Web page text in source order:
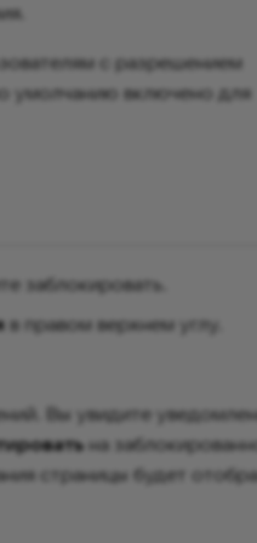
с разрешением
умолчанию включено для
заблокировать.
в правом верхнем углу.
Вы увидите
на
страницы будет